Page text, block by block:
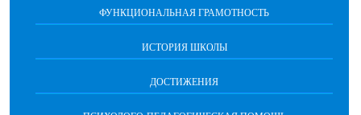
ФУНКЦИОНАЛЬНАЯ ГРАМОТНОСТЬ
ИСТОРИЯ ШКОЛЫ
ДОСТИЖЕНИЯ